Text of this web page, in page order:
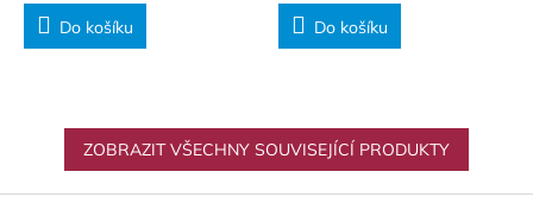
Do košíku Do košíku
ZOBRAZIT VŠECHNY SOUVISEJÍCÍ PRODUKTY